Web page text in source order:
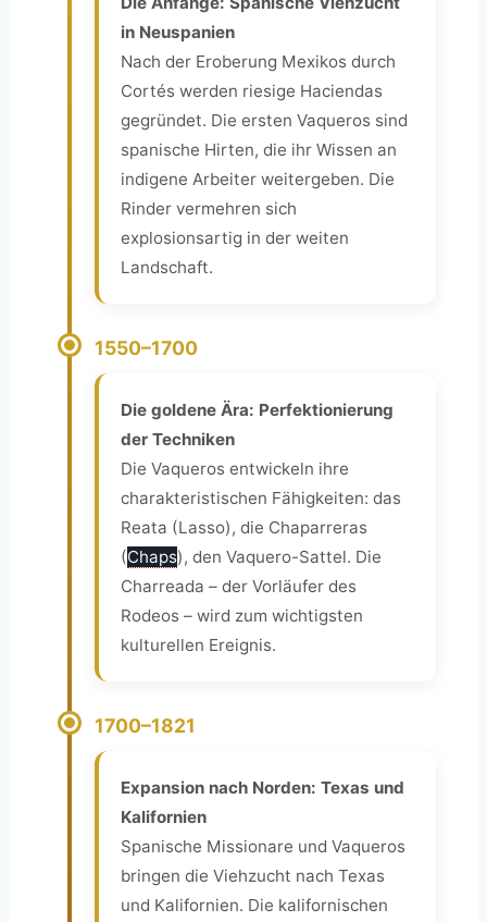
in Neuspanien
Nach der Eroberung Mexikos durch
Cortés werden riesige Haciendas
gegründet. Die ersten Vaqueros sind
spanische Hirten, die ihr Wissen an
indigene Arbeiter weitergeben. Die
Rinder vermehren sich
explosionsartig in der weiten
Landschaft.
1550–1700
Die goldene Ära: Perfektionierung
der Techniken
Die Vaqueros entwickeln ihre
charakteristischen Fähigkeiten: das
Reata (Lasso), die Chaparreras
(Chaps), den Vaquero-Sattel. Die
Charreada – der Vorläufer des
Rodeos – wird zum wichtigsten
kulturellen Ereignis.
1700–1821
Expansion nach Norden: Texas und
Kalifornien
Spanische Missionare und Vaqueros
bringen die Viehzucht nach Texas
und Kalifornien. Die kalifornischen